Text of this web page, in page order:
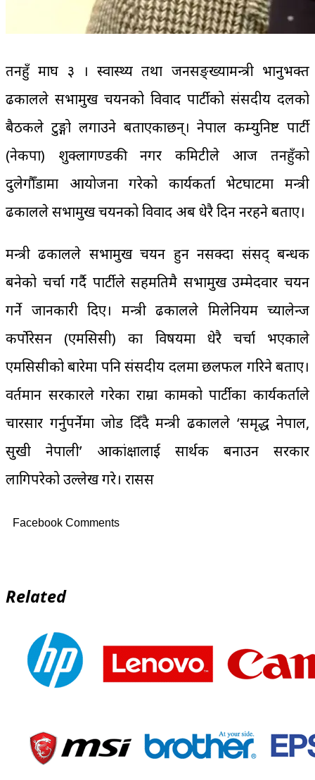
तनहुँ माघ ३ । स्वास्थ्य तथा जनसङ्ख्यामन्त्री भानुभक्त
ढकालले सभामुख चयनको विवाद पार्टीको संसदीय दलको
बैठकले टुङ्गो लगाउने बताएकाछन्। नेपाल कम्युनिष्ट पार्टी
(नेकपा) शुक्लागण्डकी नगर कमिटीले आज तनहुँको
दुलेगौँडामा आयोजना गरेको कार्यकर्ता भेटघाटमा मन्त्री
ढकालले सभामुख चयनको विवाद अब धेरै दिन नरहने बताए।
मन्त्री ढकालले सभामुख चयन हुन नसक्दा संसद् बन्धक
बनेको चर्चा गर्दै पार्टीले सहमतिमै सभामुख उम्मेदवार चयन
गर्ने जानकारी दिए। मन्त्री ढकालले मिलेनियम च्यालेन्ज
कर्पोरेसन (एमसिसी) का विषयमा धेरै चर्चा भएकाले
एमसिसीको बारेमा पनि संसदीय दलमा छलफल गरिने बताए।
वर्तमान सरकारले गरेका राम्रा कामको पार्टीका कार्यकर्ताले
प्रचारप्रसार गर्नुपर्नेमा जोड दिँदै मन्त्री ढकालले ‘समृद्ध नेपाल,
सुखी नेपाली’ आकांक्षालाई सार्थक बनाउन सरकार
लागिपरेको उल्लेख गरे। रासस
Facebook Comments
Related